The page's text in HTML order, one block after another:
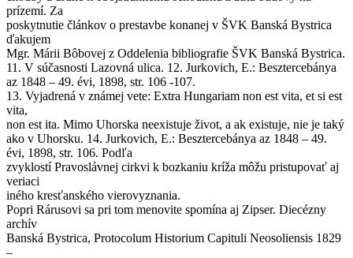
prízemí. Za
poskytnutie článkov o prestavbe konanej v ŠVK Banská Bystrica
ďakujem
Mgr. Márii Bôbovej z Oddelenia bibliografie ŠVK Banská Bystrica.
11. V súčasnosti Lazovná ulica. 12. Jurkovich, E.: Besztercebánya
az 1848 – 49. évi, 1898, str. 106 -107.
13. Vyjadrená v známej vete: Extra Hungariam non est vita, et si est
vita,
non est ita. Mimo Uhorska neexistuje život, a ak existuje, nie je taký
ako v Uhorsku. 14. Jurkovich, E.: Besztercebánya az 1848 – 49.
évi, 1898, str. 106. Podľa
zvyklostí Pravoslávnej cirkvi k bozkaniu kríža môžu pristupovať aj
veriaci
iného kresťanského vierovyznania.
Popri Rárusovi sa pri tom menovite spomína aj Zipser. Diecézny
archív
Banská Bystrica, Protocolum Historium Capituli Neosoliensis 1829
–